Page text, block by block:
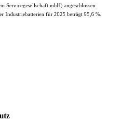
Servicegesellschaft mbH) angeschlossen.
Industriebatterien für 2025 beträgt 95,6 %.